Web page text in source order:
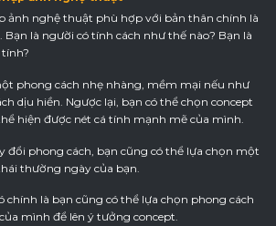
ảnh nghệ thuật phù hợp với bản thân chính là
là người có tính cách như thế nào? Bạn là
phong cách nhẹ nhàng, mềm mại nếu như
dịu hiền. Ngược lại, bạn có thể chọn concept
hiện được nét cá tính mạnh mẽ của mình.
đổi phong cách, bạn cũng có thể lựa chọn một
thường ngày của bạn.
chính là bạn cũng có thể lựa chọn phong cách
mình để lên ý tưởng concept.